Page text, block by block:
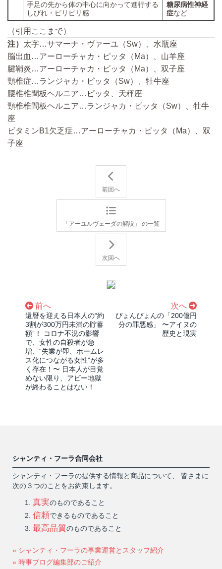
手足の先から体の中心に向かって進行する
しびれ・ピリピリ感
糖尿病性神経
症など
（引用ここまで）
注） 太字…サマーナ・ヴァーユ（Sw）、水瓶座
脳出血…アーローチャカ・ピッタ（Ma）、山羊座
腱鞘炎…アーローチャカ・ピッタ（Ma）、双子座
頸椎症…ランジャカ・ピッタ（Sw）、牡牛座
腰椎椎間板ヘルニア…ピッタ、天秤座
頸椎椎間板ヘルニア…ランジャカ・ピッタ（Sw）、牡牛
座
ビタミンB1欠乏症…アーローチャカ・ピッタ（Ma）、双
子座
前回へ
「アーユルヴェーダの解説」 の一覧
次回へ
前へ
還暦を迎える日本人の“約
3割が300万円未満の貯蓄
額”！ コロナ不況の影響
で、女性の自殺者が急
増、“失業が即、ホームレ
ス化につながる女性”が多
く存在！〜 日本人が目覚
めない限り、アビー地獄
が終わることはない！
次へ
ぴょんぴょんの「200億円
分の罪悪感」 〜アイヌの
歴史と現実
シャンティ・フーラ合同会社
シャンティ・フーラの提供する情報と商品について、 皆さまに
次の３つのことをお約束します。
真実のものであること
信頼できるものであること
最高品質のものであること
» シャンティ・フーラの事業運営とスタッフ紹介
» 時事ブログ編集部のご紹介